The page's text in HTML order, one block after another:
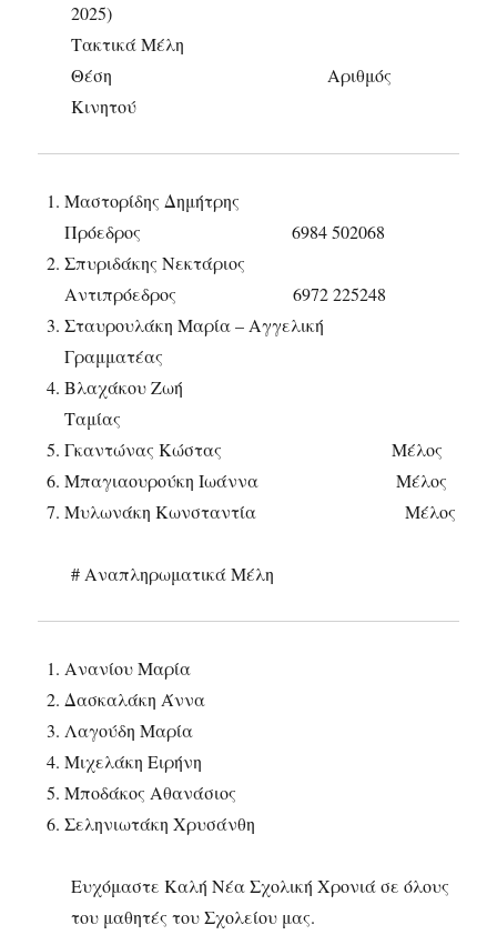
2025)
Τακτικά Μέλη
Θέση Αριθμός
Κινητού
Μαστορίδης Δημήτρης
Πρόεδρος 6984 502068
Σπυριδάκης Νεκτάριος
Αντιπρόεδρος 6972 225248
Σταυρουλάκη Μαρία – Αγγελική
Γραμματέας
Βλαχάκου Ζωή
Ταμίας
Γκαντώνας Κώστας Μέλος
Μπαγιαουρούκη Ιωάννα Μέλος
Μυλωνάκη Κωνσταντία Μέλος
# Αναπληρωματικά Μέλη
Ανανίου Μαρία
Δασκαλάκη Άννα
Λαγούδη Μαρία
Μιχελάκη Ειρήνη
Μποδάκος Αθανάσιος
Σεληνιωτάκη Χρυσάνθη
Ευχόμαστε Καλή Νέα Σχολική Χρονιά σε όλους
του μαθητές του Σχολείου μας.